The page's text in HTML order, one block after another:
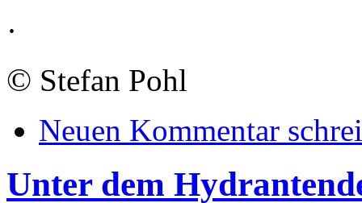
·
© Stefan Pohl
Neuen Kommentar
Unter dem